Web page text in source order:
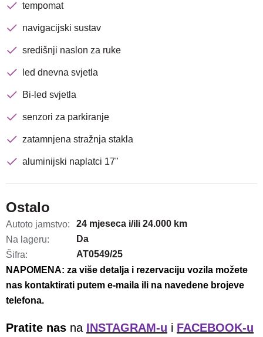
tempomat
navigacijski sustav
središnji naslon za ruke
led dnevna svjetla
Bi-led svjetla
senzori za parkiranje
zatamnjena stražnja stakla
aluminijski naplatci 17"
Ostalo
Autoto jamstvo:
24 mjeseca i/ili 24.000 km
Na lageru:
Da
Šifra:
AT0549/25
NAPOMENA: za više detalja i rezervaciju vozila možete
nas kontaktirati putem e-maila ili na navedene brojeve
telefona.
Pratite nas na INSTAGRAM-u i FACEBOOK-u